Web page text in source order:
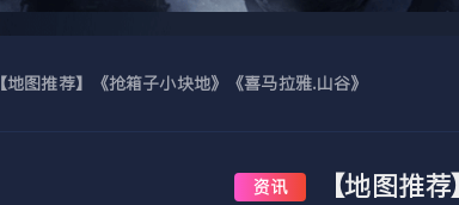
【地图推荐】《抢箱子小块地》《喜马拉雅.山谷》
资讯 【地图推